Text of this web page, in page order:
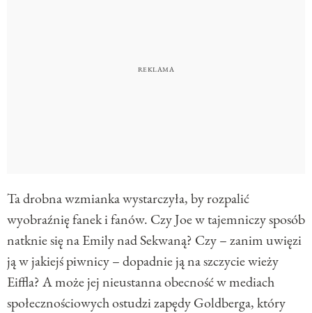
Ta drobna wzmianka wystarczyła, by rozpalić
wyobraźnię fanek i fanów. Czy Joe w tajemniczy sposób
natknie się na Emily nad Sekwaną? Czy – zanim uwięzi
ją w jakiejś piwnicy – dopadnie ją na szczycie wieży
Eiffla? A może jej nieustanna obecność w mediach
społecznościowych ostudzi zapędy Goldberga, który